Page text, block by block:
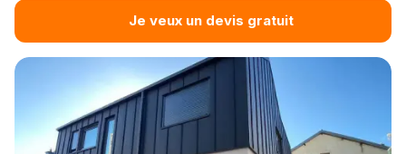
Je veux un devis gratuit